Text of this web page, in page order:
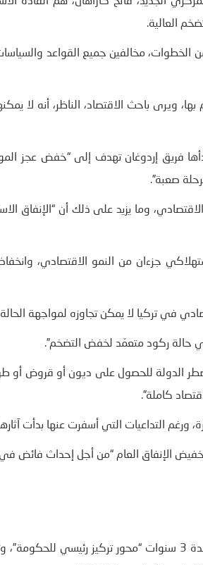
العالية.
الخطوات، مخالفين جميع القواعد
ويرى باحث الاقتصاد، الناظر، أنه لا
فريق إردوغان تهدف إلى “خفض عجز
صعبة”.
وما يزيد على ذلك أن “الإنفاق
جزءان من النمو الاقتصادي،
في تركيا لا يمكن تجاوزه لمواجهة الحالة
حالة ركود متعمّد لخفض التضخم”.
الدولة للحصول على ديون أو قروض أو
كاملة”.
ورغم التداعيات التي أسفرت عنها بدأت
الإنفاق العام “من أجل إحداث فائض
وتعد حزمة “الادخار” الجديدة التي أعلنها شيمشك لمدة 3 سنوات